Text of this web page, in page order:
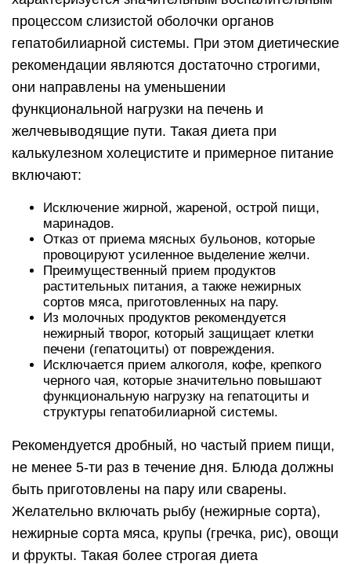
процессом слизистой оболочки органов
гепатобилиарной системы. При этом диетические
рекомендации являются достаточно строгими,
они направлены на уменьшении
функциональной нагрузки на печень и
желчевыводящие пути. Такая диета при
калькулезном холецистите и примерное питание
включают:
Исключение жирной, жареной, острой пищи,
маринадов.
Отказ от приема мясных бульонов, которые
провоцируют усиленное выделение желчи.
Преимущественный прием продуктов
растительных питания, а также нежирных
сортов мяса, приготовленных на пару.
Из молочных продуктов рекомендуется
нежирный творог, который защищает клетки
печени (гепатоциты) от повреждения.
Исключается прием алкоголя, кофе, крепкого
черного чая, которые значительно повышают
функциональную нагрузку на гепатоциты и
структуры гепатобилиарной системы.
Рекомендуется дробный, но частый прием пищи,
не менее 5-ти раз в течение дня. Блюда должны
быть приготовлены на пару или сварены.
Желательно включать рыбу (нежирные сорта),
нежирные сорта мяса, крупы (гречка, рис), овощи
и фрукты. Такая более строгая диета